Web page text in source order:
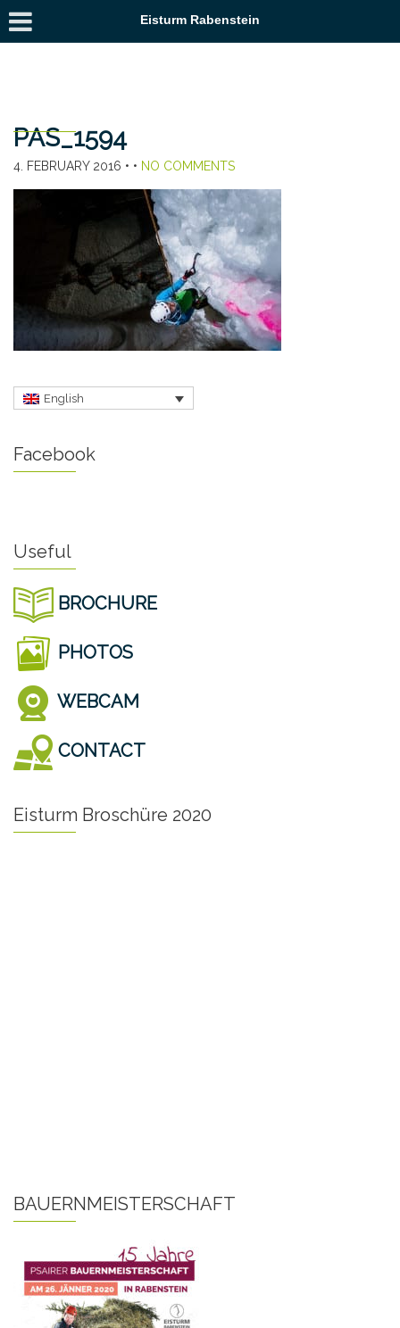
Eisturm Rabenstein
PAS_1594
4. FEBRUARY 2016 • • NO COMMENTS
English
Facebook
Useful
BROCHURE
PHOTOS
WEBCAM
CONTACT
Eisturm Broschüre 2020
BAUERNMEISTERSCHAFT